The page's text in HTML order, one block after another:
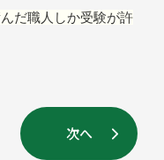
だ職人しか受験が許
次へ